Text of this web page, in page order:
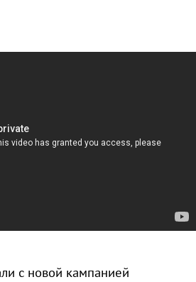
с новой кампанией